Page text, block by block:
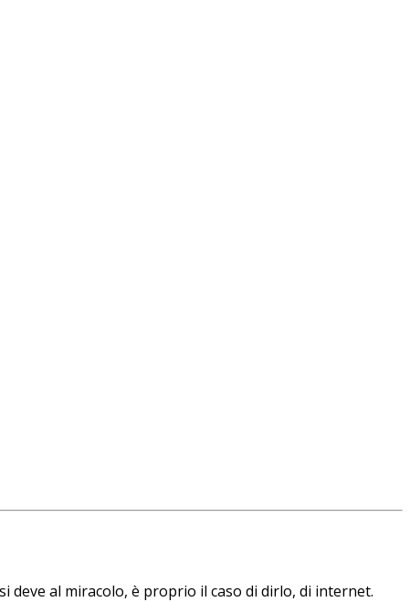
al miracolo, è proprio il caso di dirlo, di internet.